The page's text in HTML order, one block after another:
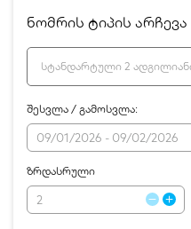
ნომრის ტიპის არჩევა
სტანდარტული 2
შესვლა / გამოსვლა:
ზრდასრული